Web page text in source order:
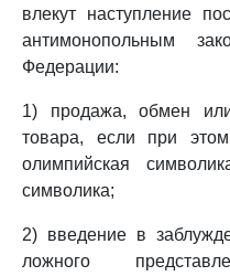
влекут наступление
антимонопольным
Федерации:
1) продажа, обмен
товара, если при этом
олимпийская
символика;
2) введение в
ложного